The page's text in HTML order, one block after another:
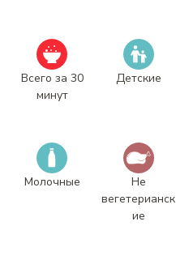
Всего за 30
минут
Детские
Молочные
Не
вегетерианск
ие